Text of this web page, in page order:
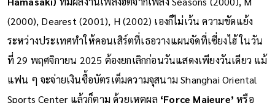
‘อายูมิ ฮามาซากิ’ (Ayumi
Hamasaki)
ที่มีผลงานเพลงฮิตจากเพลง Seasons (2000), M
(2000), Dearest (2001), H (2002) เองก็ไม่เว้น ความขัดแย้ง
ระหว่างประเทศทำให้คอนเสิร์ตที่เธอวางแผนจัดที่เซี่ยงไฮ้ ในวัน
ที่ 29 พฤศจิกายน 2025 ต้องยกเลิกก่อนวันแสดงเพียงวันเดียว แม้